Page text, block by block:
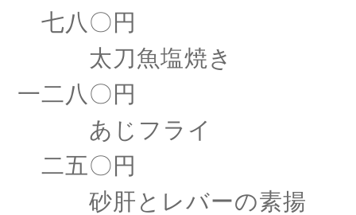
七八〇円
太刀魚塩焼き
一二八〇円
あじフライ
二五〇円
砂肝とレバーの素揚